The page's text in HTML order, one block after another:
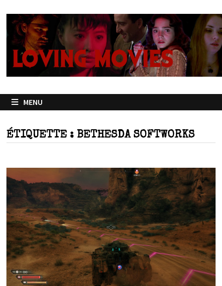
contenu
MENU
ÉTIQUETTE : BETHESDA SOFTWORKS